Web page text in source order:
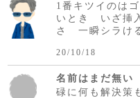
1番キツイのは
いとき いざ挿
さ 一瞬シラけ
20/10/18
名前はまだ無い
碌に何も解決策